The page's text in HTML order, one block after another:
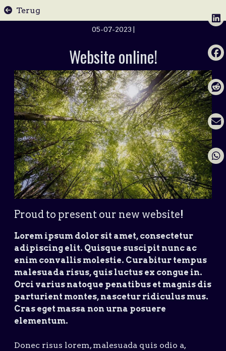
Terug
05-07-2023
Website online!
Proud to present our new website!
Lorem ipsum dolor sit amet, consectetur
adipiscing elit. Quisque suscipit nunc ac
enim convallis molestie. Curabitur tempus
malesuada risus, quis luctus ex congue in.
Orci varius natoque penatibus et magnis dis
parturient montes, nascetur ridiculus mus.
Cras eget massa non urna posuere
elementum.
Donec risus lorem, malesuada quis odio a,